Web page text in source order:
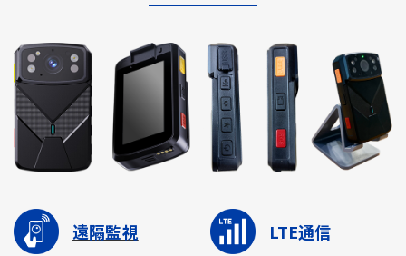
遠隔監視 LTE通信